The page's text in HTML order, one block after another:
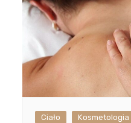
Ciało Kosmetologia